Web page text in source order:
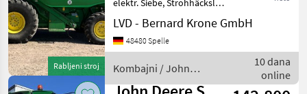
Rabljeni stroj
elektr. Siebe, Strohhäcksler,
Spreuverteiler,
Verlustmessung,
Klimaanlage, Korntank:
Deere Schneidwerk, Typ:
PremiumF
LVD - Bernard Krone GmbH
48480 Spelle
Kombajni / John
Deere
10 dana
online